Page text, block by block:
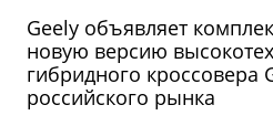
Geely объявляет
новую версию
гибридного кроссовера
российского рынка